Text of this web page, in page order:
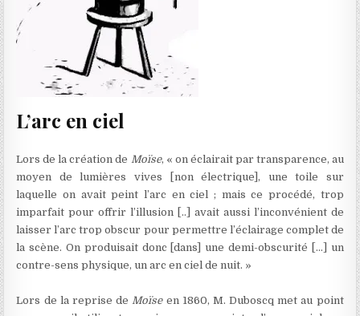
L’arc en ciel
Lors de la création de Moïse, « on éclairait par transparence, au
moyen de lumières vives [non électrique], une toile sur
laquelle on avait peint l’arc en ciel ; mais ce procédé, trop
imparfait pour offrir l’illusion [..] avait aussi l’inconvénient de
laisser l’arc trop obscur pour permettre l’éclairage complet de
la scène. On produisait donc [dans] une demi-obscurité […] un
contre-sens physique, un arc en ciel de nuit. »
Lors de la reprise deMoïseen 1860, M. Duboscq met au point